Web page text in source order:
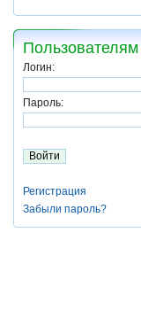
Пользователям
Логин:
Пароль:
Регистрация
Забыли пароль?